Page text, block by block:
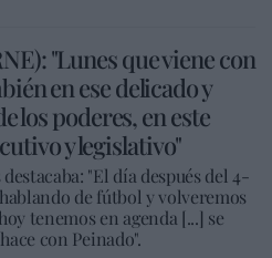
"Lunes que viene con
en ese delicado y
los poderes, en este
y legislativo"
"El día después del 4-
de fútbol y volveremos
tenemos en agenda [...] se
con Peinado".